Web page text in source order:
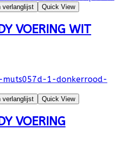
verlanglijst Quick View
VOERING WIT
verlanglijst Quick View
VOERING